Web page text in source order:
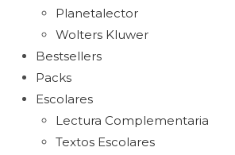
Planetalector
Wolters Kluwer
Bestsellers
Packs
Escolares
Lectura Complementaria
Textos Escolares